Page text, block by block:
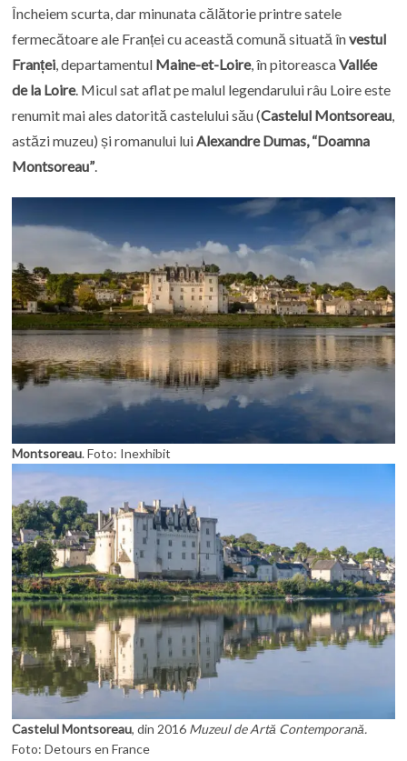
Încheiem scurta, dar minunata călătorie printre satele
fermecătoare ale Franței cu această comună situată învestul
Franței, departamentul Maine-et-Loire, în pitoreascaVallée
de la Loire. Micul sat aflat pe malul legendarului râu Loire este
renumit mai ales datorită castelului său (Castelul Montsoreau,
astăzi muzeu) și romanului luiAlexandre Dumas, “Doamna
Montsoreau”.
Montsoreau. Foto: Inexhibit
Castelul Montsoreau, din 2016 Muzeul de Artă Contemporană.
Foto: Detours en France